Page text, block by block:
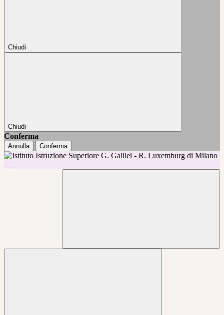
Chiudi
Chiudi
Conferma
Annulla Conferma